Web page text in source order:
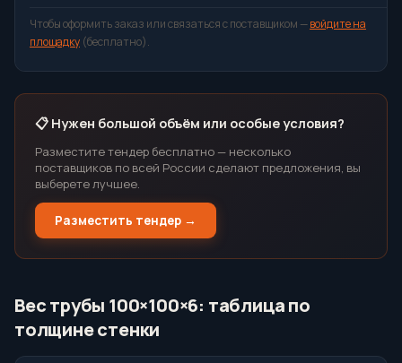
Чтобы оформить заказ или связаться с поставщиком —войдите на
площадку (бесплатно).
📋 Нужен большой объём или особые условия?
Разместите тендер бесплатно — несколько
поставщиков по всей России сделают предложения, вы
выберете лучшее.
Разместить тендер →
Вес трубы 100×100×6: таблица по
толщине стенки